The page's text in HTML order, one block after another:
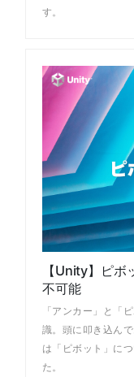
す。
【Unity】ピ
不可能
「アンカー」と「
識。頭に叩き込ん
は「ピボット」に
た。